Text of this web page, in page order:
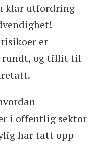
klar utfordring
er
rundt, og tillit til
i offentlig sektor
har tatt opp